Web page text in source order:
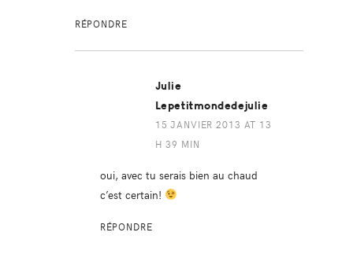
RÉPONDRE
Julie
Lepetitmondedejulie
15 JANVIER 2013 AT 13
H 39 MIN
oui, avec tu serais bien au chaud
c’est certain!
RÉPONDRE